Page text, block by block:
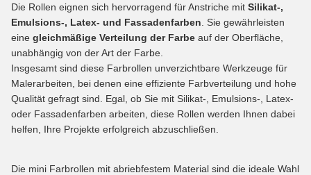
Die Rollen eignen sich hervorragend für Anstriche mit Silikat-,
Emulsions-, Latex- und Fassadenfarben . Sie gewährleisten
eine gleichmäßige Verteilung der Farbe auf der Oberfläche,
unabhängig von der Art der Farbe.
Insgesamt sind diese Farbrollen unverzichtbare Werkzeuge für
Malerarbeiten, bei denen eine effiziente Farbverteilung und hohe
Qualität gefragt sind. Egal, ob Sie mit Silikat-, Emulsions-, Latex-
oder Fassadenfarben arbeiten, diese Rollen werden Ihnen dabei
helfen, Ihre Projekte erfolgreich abzuschließen.
Die mini Farbrollen mit abriebfestem Material sind die ideale Wahl